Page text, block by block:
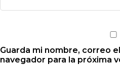
Guarda mi nombre, correo
navegador para la próxima